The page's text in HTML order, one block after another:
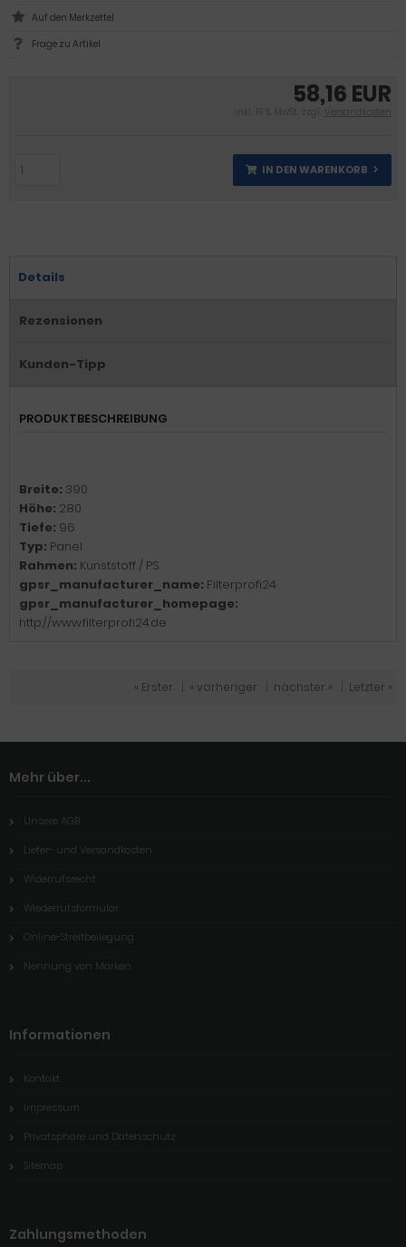
58,16 EUR
inkl. 19 % MwSt. zzgl. Versandkosten
IN DEN WARENKORB
Frage zu Artikel
Details
Rezensionen
Kunden-Tipp
PRODUKTBESCHREIBUNG
Breite: 390
Höhe: 280
Tiefe: 96
Typ: Panel
Rahmen: Kunststoff / PS
gpsr_manufacturer_name: Filterprofi24
gpsr_manufacturer_homepage:
http://www.filterprofi24.de
« Erster « vorheriger nächster » Letzter »
Mehr über...
Unsere AGB
Liefer- und Versandkosten
Widerrufsrecht
Wiederrufsformular
Online-Streitbeilegung
Nennung von Marken
Informationen
Kontakt
Impressum
Privatsphäre und Datenschutz
Sitemap
Zahlungsmethoden